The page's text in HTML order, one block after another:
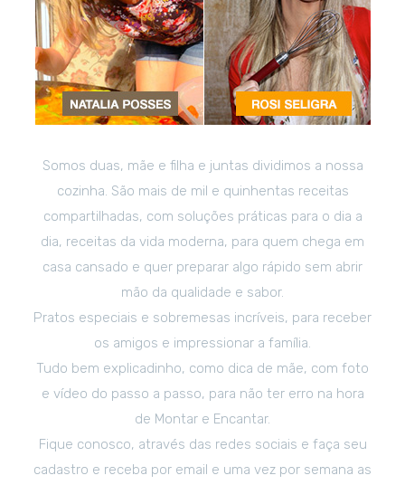
Somos duas, mãe e filha e juntas dividimos a nossa
cozinha. São mais de mil e quinhentas receitas
compartilhadas, com soluções práticas para o dia a
dia, receitas da vida moderna, para quem chega em
casa cansado e quer preparar algo rápido sem abrir
mão da qualidade e sabor.
Pratos especiais e sobremesas incríveis, para receber
os amigos e impressionar a família.
Tudo bem explicadinho, como dica de mãe, com foto
e vídeo do passo a passo, para não ter erro na hora
de Montar e Encantar.
Fique conosco, através das redes sociais e faça seu
cadastro e receba por email e uma vez por semana as